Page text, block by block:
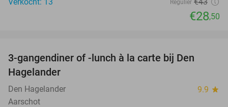
Regulier
€28,50
3-gangendiner of -lunch à la carte bij Den
Hagelander
Den Hagelander 9.9 star
Aarschot